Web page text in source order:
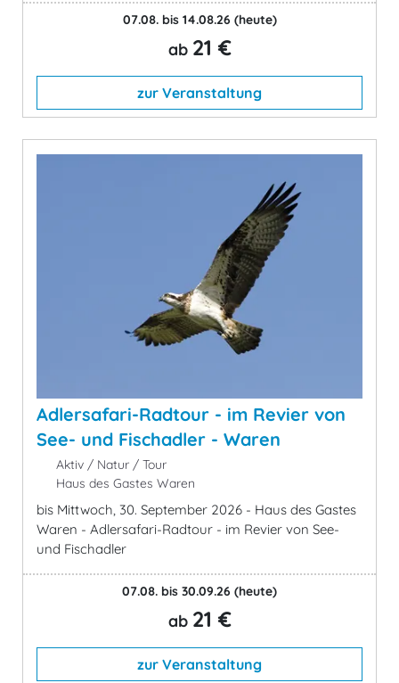
07.08. bis 14.08.26 (heute)
ab 21 €
zur Veranstaltung
Adlersafari-Radtour - im Revier von
See- und Fischadler - Waren
Aktiv / Natur / Tour
Haus des Gastes Waren
bis Mittwoch, 30. September 2026 - Haus des Gastes
Waren - Adlersafari-Radtour - im Revier von See-
und Fischadler
07.08. bis 30.09.26 (heute)
ab 21 €
zur Veranstaltung